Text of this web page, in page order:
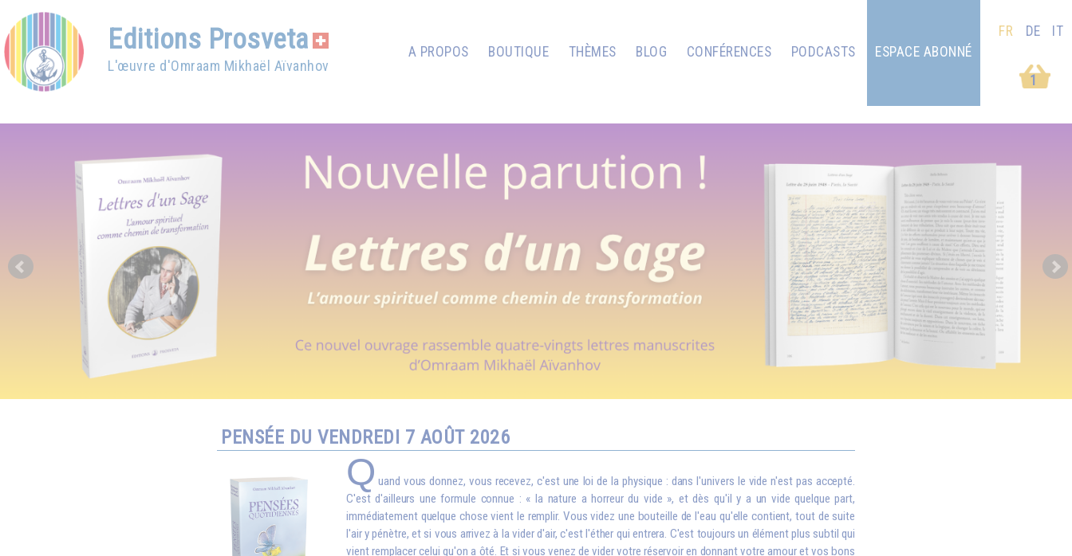
Editions Prosveta
L'œuvre d'Omraam Mikhaël Aïvanhov
A PROPOS BOUTIQUE THÈMES BLOG CONFÉRENCES
PODCASTS
1
ESPACE ABONNÉ
FR DE IT
Prev Next
PENSÉE DU VENDREDI 7 AOÛT 2026
Q uand vous donnez, vous recevez, c'est une loi de la physique : dans l'univers le vide n'est pas accepté.
C'est d'ailleurs une formule connue : « la nature a horreur du vide », et dès qu'il y a un vide quelque part,
immédiatement quelque chose vient le remplir. Vous videz une bouteille de l'eau qu'elle contient, tout de suite
l'air y pénètre, et si vous arrivez à la vider d'air, c'est l'éther qui entrera. C'est toujours un élément plus subtil qui
vient remplacer celui qu'on a ôté. Et si vous venez de vider votre réservoir en donnant votre amour et vos bons